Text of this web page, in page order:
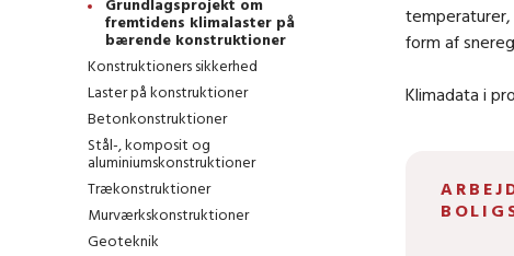
Grundlagsprojekt om
fremtidens klimalaster på
bærende konstruktioner
Konstruktioners sikkerhed
Laster på konstruktioner
Betonkonstruktioner
Stål-, komposit og
aluminiumskonstruktioner
Trækonstruktioner
Murværkskonstruktioner
Geoteknik
temperaturer,
form af
Klimadata i